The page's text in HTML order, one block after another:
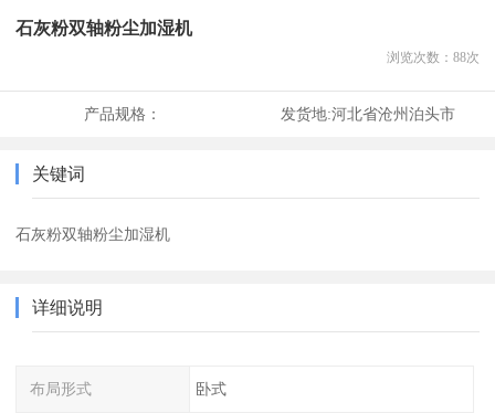
石灰粉双轴粉尘加湿机
浏览次数： 88次
产品规格： 发货地:河北省沧州泊头市
关键词
石灰粉双轴粉尘加湿机
详细说明
布局形式 卧式